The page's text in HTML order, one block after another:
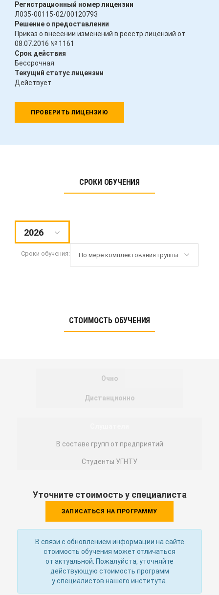
Регистрационный номер лицензии
Л035-00115-02/00120793
Решение о предоставлении
Приказ о внесении изменений в реестр лицензий от
08.07.2016 № 1161
Срок действия
Бессрочная
Текущий статус лицензии
Действует
ПРОВЕРИТЬ ЛИЦЕНЗИЮ
СРОКИ ОБУЧЕНИЯ
2026
Сроки обучения: По мере комплектования группы
СТОИМОСТЬ ОБУЧЕНИЯ
Очно
Дистанционно
В составе групп от предприятий
Студенты УГНТУ
Уточните стоимость у специалиста
ЗАПИСАТЬСЯ НА ПРОГРАММУ
В связи с обновлением информации на сайте
стоимость обучения может отличаться
от актуальной. Пожалуйста, уточняйте
действующую стоимость программ
у специалистов нашего института.